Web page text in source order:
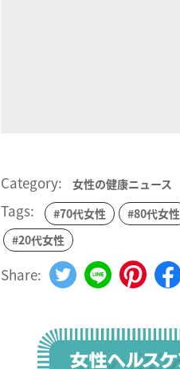
Category: 女性の健康ニュース
Tags: #70代女性 #80代女性
#20代女性
Share: